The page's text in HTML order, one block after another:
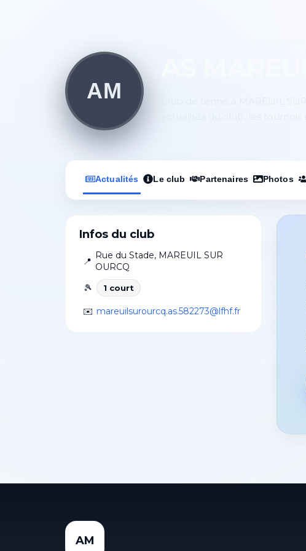
AM
Actualités Le club Partenaires Photos
Infos du club
📍
Rue du Stade, MAREUIL SUR
OURCQ
🎾
1 court
✉️ mareuilsurourcq.as.582273@lfhf.fr
AM